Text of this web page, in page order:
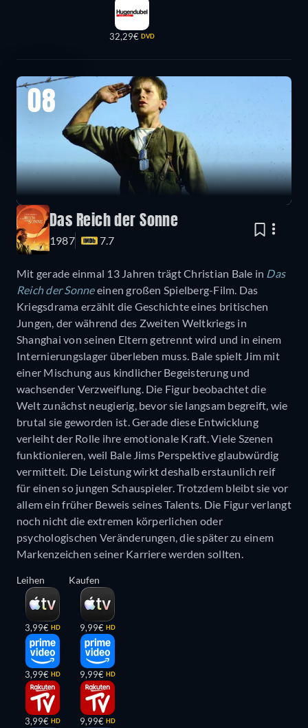
32,29€ DVD
08
Das Reich der Sonne
1987 7.7
Mit gerade einmal 13 Jahren trägt Christian Bale in Das
Reich der Sonneeinen großen Spielberg-Film. Das
Kriegsdrama erzählt die Geschichte eines britischen
Jungen, der während des Zweiten Weltkriegs in
Shanghai von seinen Eltern getrennt wird und in einem
Internierungslager überleben muss. Bale spielt Jim mit
einer Mischung aus kindlicher Begeisterung und
wachsender Verzweiflung. Die Figur beobachtet die
Welt zunächst neugierig, bevor sie langsam begreift, wie
brutal sie geworden ist. Gerade diese Entwicklung
verleiht der Rolle ihre emotionale Kraft. Viele Szenen
funktionieren, weil Bale Jims Perspektive glaubwürdig
vermittelt. Die Leistung wirkt deshalb erstaunlich reif
für einen so jungen Schauspieler. Trotzdem bleibt sie vor
allem ein früher Beweis seines Talents. Die Figur verlangt
noch nicht die extremen körperlichen oder
psychologischen Veränderungen, die später zu einem
Markenzeichen seiner Karriere werden sollten.
Leihen
3,99€ HD
3,99€ HD
3,99€ HD
Kaufen
9,99€ HD
9,99€ HD
9,99€ HD